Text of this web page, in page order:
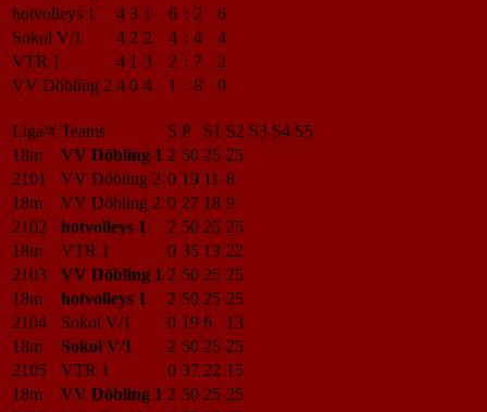
hotvolleys 1
4 3 1 6 : 2
6
Sokol V/1
4 2 2 4 : 4
4
VTR 1
4 1 3 2 : 7
2
VV Döbling 2 4 0 4 1 : 8 0
Liga/# Teams S P S1 S2 S3 S4 S5
18m
VV Döbling 1 2 50 25 25
2101
VV Döbling 2 0 19 11 8
18m
VV Döbling 2 0 27 18 9
2102
hotvolleys 1 2 50 25 25
18m
VTR 1 0 35 13 22
2103
VV Döbling 1 2 50 25 25
18m
hotvolleys 1 2 50 25 25
2104
Sokol V/1 0 19 6
13
18m
Sokol V/1 2 50 25 25
2105
VTR 1 0 37 22 15
18m
VV Döbling 1 2 50 25 25